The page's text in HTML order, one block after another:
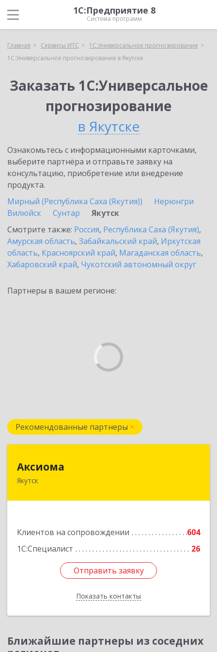
1С:Предприятие 8
Система программ
Главная Сервисы ИТС
1С:Универсальное прогнозирование
1С:Универсальное прогнозирование в Якутске
Заказать 1С:Универсальное
прогнозирование
в Якутске
Ознакомьтесь с информационными карточками,
выберите партнёра и отправьте заявку на
консультацию, приобретение или внедрение
продукта.
Мирный (Республика Саха (Якутия))
Нерюнгри
Вилюйск
Сунтар
Якутск
Смотрите также: Россия, Республика Саха (Якутия),
Амурская область, Забайкальский край, Иркутская
область, Красноярский край, Магаданская область,
Хабаровский край, Чукотский автономный округ
Партнеры в вашем регионе:
Рекомендованные партнеры
Аксиома
Якутск
Клиентов на сопровождении
604
1С:Специалист
26
Отправить заявку
Показать контакты
677000, Саха /Якутия/ Респ, Якутск г, Чиряева
Отправить заявку
Назад
Ближайшие партнеры из соседних